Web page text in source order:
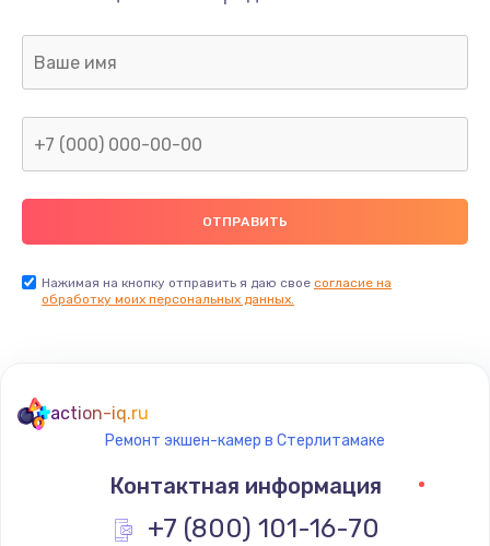
Нажимая на кнопку отправить я даю свое согласие на
обработку моих персональных данных.
action-iq.ru
Ремонт экшен-камер в Стерлитамаке
Контактная информация
+7 (800) 101-16-70